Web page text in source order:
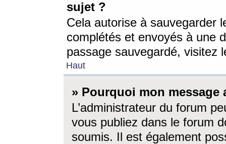
sujet ?
Cela autorise à sauvegarder
complétés et envoyés à une
passage sauvegardé, visitez
Haut
» Pourquoi mon message
L’administrateur du forum
vous publiez dans le forum
soumis. Il est également